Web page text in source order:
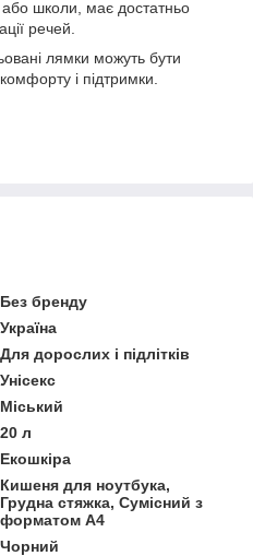
школи, має достатньо
речей.
лямки можуть бути
і підтримки.
Без бренду
Україна
Для дорослих і підлітків
Унісекс
Міський
20 л
Екошкіра
Кишеня для ноутбука,
Грудна стяжка, Сумісний з
форматом А4
Чорний